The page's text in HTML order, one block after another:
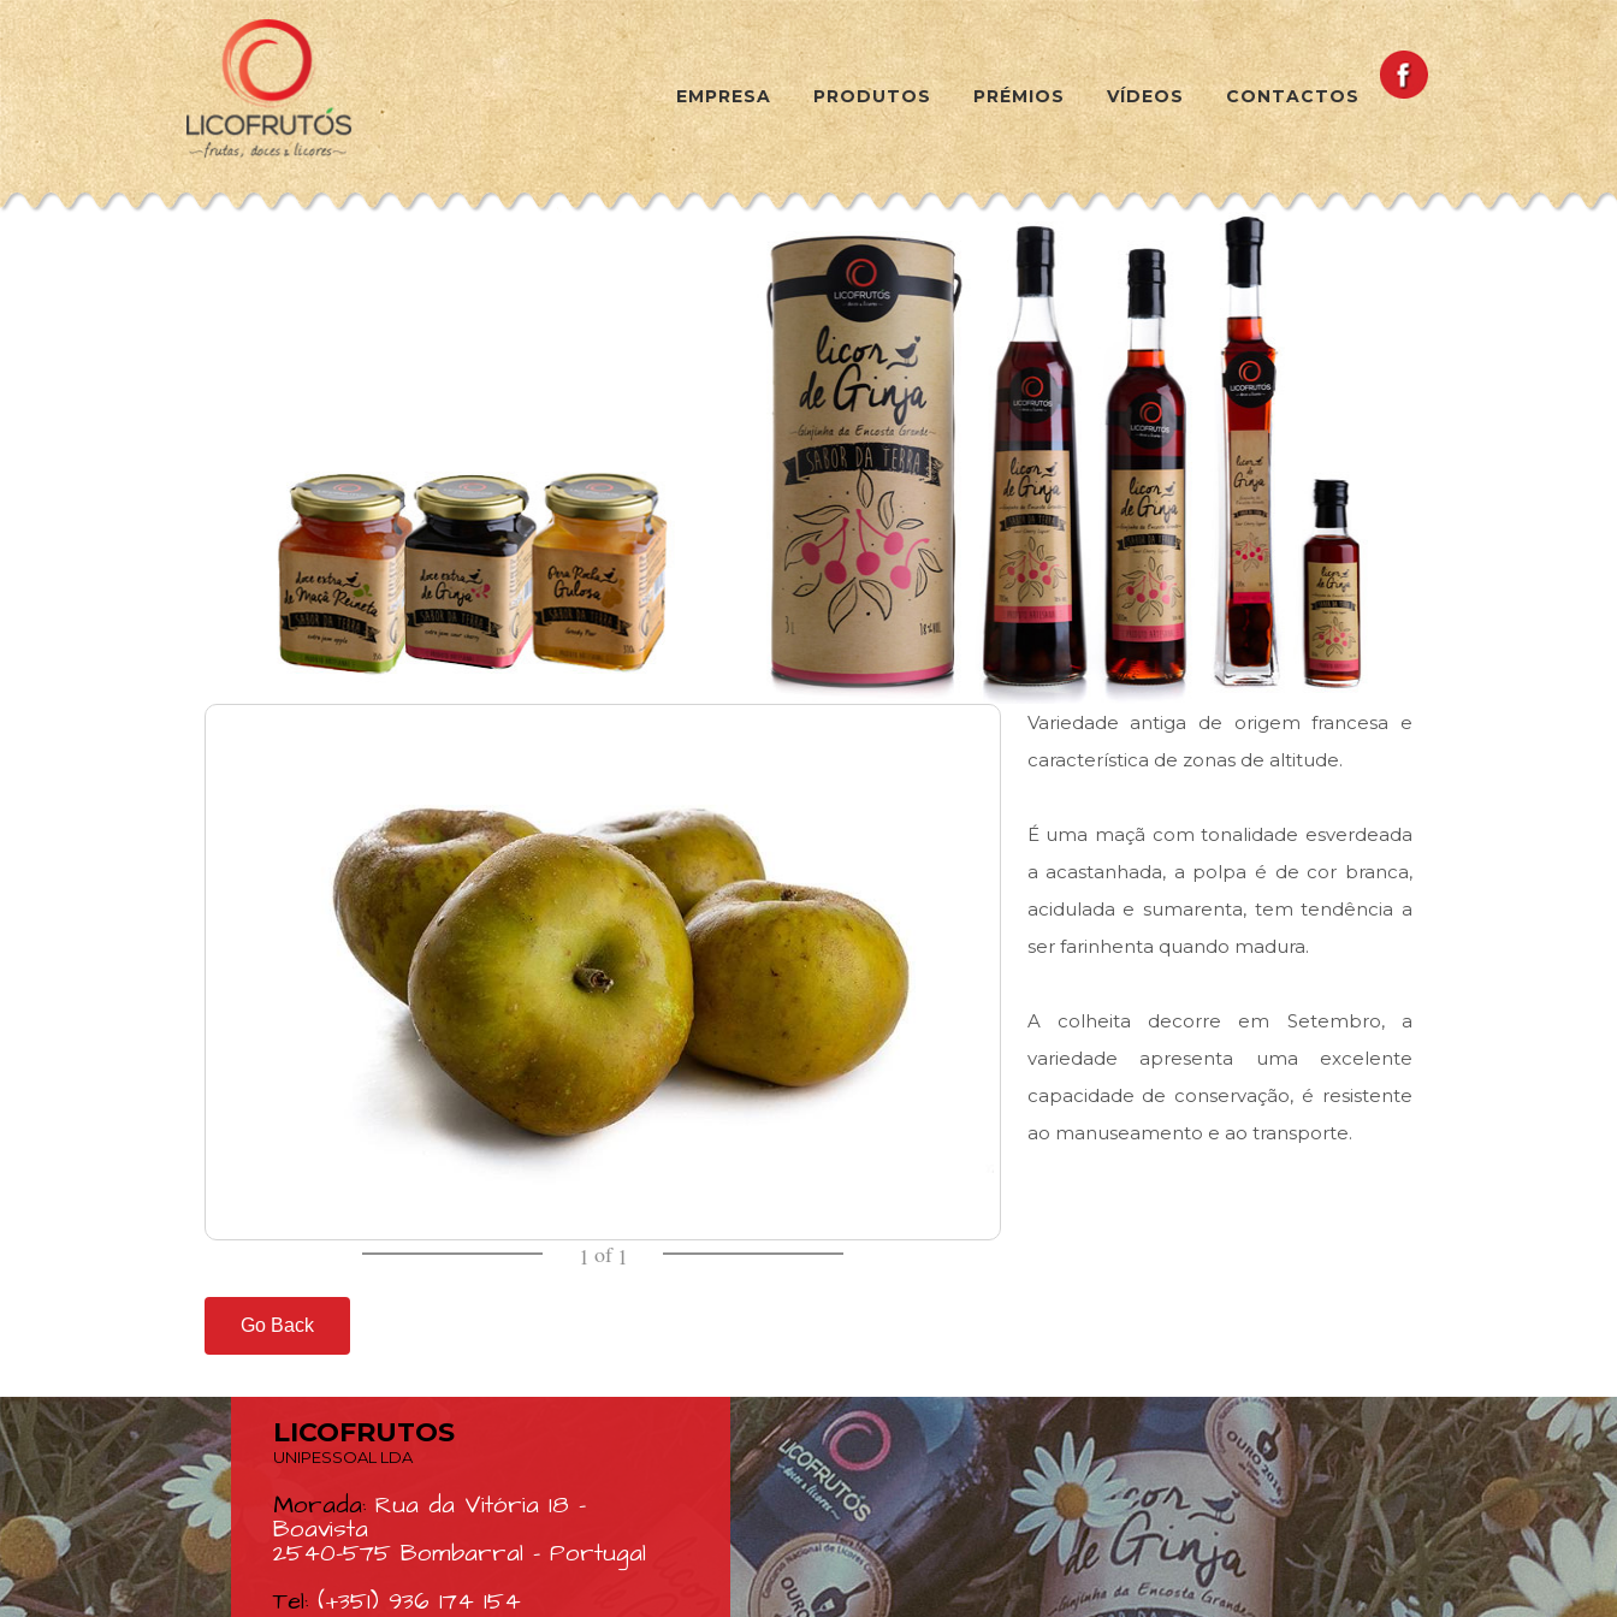
EMPRESA PRODUTOS PRÉMIOS VÍDEOS CONTACTOS
MAÇÃ REINETA
1 of 1
Variedade antiga de origem francesa e
característica de zonas de altitude.
É uma maçã com tonalidade esverdeada
a acastanhada, a polpa é de cor branca,
acidulada e sumarenta, tem tendência a
ser farinhenta quando madura.
A colheita decorre em Setembro, a
variedade apresenta uma excelente
capacidade de conservação, é resistente
ao manuseamento e ao transporte.
Go Back
LICOFRUTOS
UNIPESSOAL LDA
Morada: Rua da Vitória 18 -
Boavista
2540-575 Bombarral - Portugal
Tel: (+351) 936 174 154